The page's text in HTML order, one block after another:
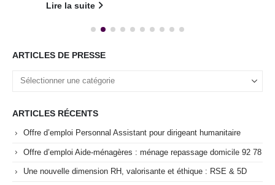
Lire la suite
ARTICLES DE PRESSE
ARTICLES RÉCENTS
Offre d’emploi Personnal Assistant pour dirigeant humanitaire
Offre d’emploi Aide-ménagères : ménage repassage domicile 92 78
Une nouvelle dimension RH, valorisante et éthique : RSE & 5D